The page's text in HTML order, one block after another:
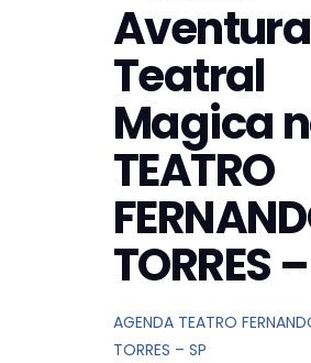
Aventura
Teatral
Magica
TEATRO
TORRES
AGENDA TEATRO
TORRES – SP